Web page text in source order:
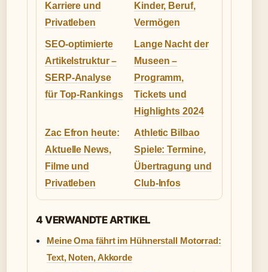
Karriere und
Privatleben
Kinder, Beruf,
Vermögen
SEO-optimierte
Artikelstruktur –
SERP-Analyse
für Top-Rankings
Lange Nacht der
Museen –
Programm,
Tickets und
Highlights 2024
Zac Efron heute:
Aktuelle News,
Filme und
Privatleben
Athletic Bilbao
Spiele: Termine,
Übertragung und
Club-Infos
4 VERWANDTE ARTIKEL
Meine Oma fährt im Hühnerstall Motorrad:
Text, Noten, Akkorde